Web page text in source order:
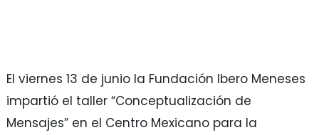
El viernes 13 de junio la Fundación Ibero Meneses
impartió el taller “Conceptualización de
Mensajes” en el Centro Mexicano para la